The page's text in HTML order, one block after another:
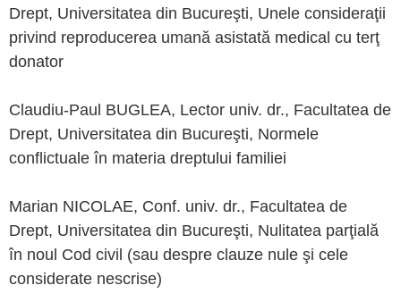
Drept, Universitatea din Bucureşti, Unele consideraţii
privind reproducerea umană asistată medical cu terţ
donator
Claudiu-Paul BUGLEA, Lector univ. dr., Facultatea de
Drept, Universitatea din Bucureşti, Normele
conflictuale în materia dreptului familiei
Marian NICOLAE, Conf. univ. dr., Facultatea de
Drept, Universitatea din Bucureşti, Nulitatea parţială
în noul Cod civil (sau despre clauze nule şi cele
considerate nescrise)